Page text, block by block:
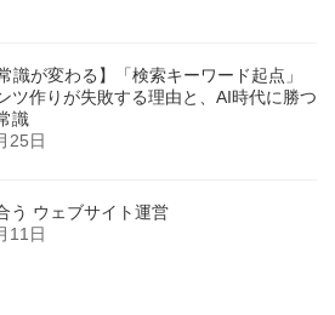
識が変わる】「検索キーワード起点」
ツ作りが失敗する理由と、AI時代に勝つ
識
25日
う ウェブサイト運営
11日